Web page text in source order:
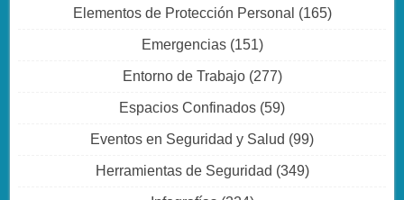
Elementos de Protección Personal (165)
Emergencias(151)
Entorno de Trabajo(277)
Espacios Confinados (59)
Eventos en Seguridad y Salud (99)
Herramientas de Seguridad (349)